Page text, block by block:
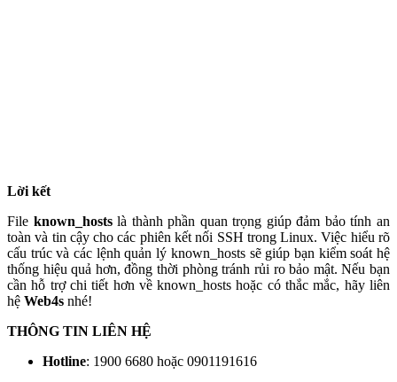
Lời kết
File known_hostslà thành phần quan trọng giúp đảm bảo tính an
toàn và tin cậy cho các phiên kết nối SSH trong Linux. Việc hiểu rõ
cấu trúc và các lệnh quản lý known_hosts sẽ giúp bạn kiểm soát hệ
thống hiệu quả hơn, đồng thời phòng tránh rủi ro bảo mật. Nếu bạn
cần hỗ trợ chi tiết hơn về known_hosts hoặc có thắc mắc, hãy liên
hệ Web4s nhé!
THÔNG TIN LIÊN HỆ
Hotline: 1900 6680 hoặc 0901191616